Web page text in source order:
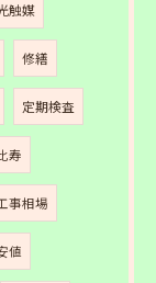
触媒
修繕
定期検査
寿
事相場
値